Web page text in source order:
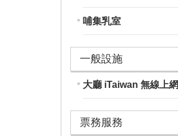
哺集乳室
一般設施
大廳 iTaiwan 無線上網
票務服務